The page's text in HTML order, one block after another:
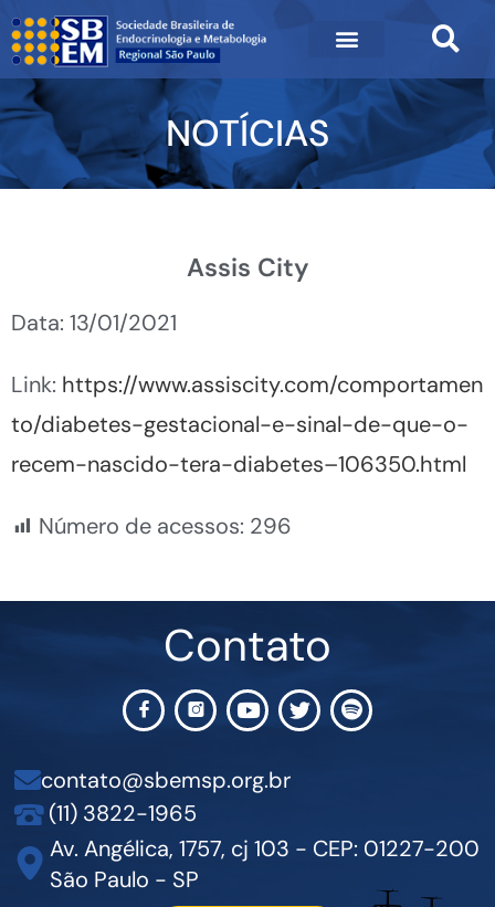
NOTÍCIAS
Assis City
Data: 13/01/2021
Link: https://www.assiscity.com/comportamen
to/diabetes-gestacional-e-sinal-de-que-o-
recem-nascido-tera-diabetes–106350.html
Número de acessos: 296
Contato
contato@sbemsp.org.br
(11) 3822-1965
Av. Angélica, 1757, cj 103 - CEP: 01227-200
São Paulo - SP